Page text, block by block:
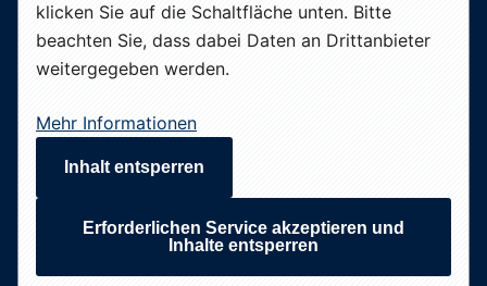
klicken Sie auf die Schaltfläche unten. Bitte
beachten Sie, dass dabei Daten an Drittanbieter
weitergegeben werden.
Mehr Informationen
Inhalt entsperren
Erforderlichen Service akzeptieren und
Inhalte entsperren